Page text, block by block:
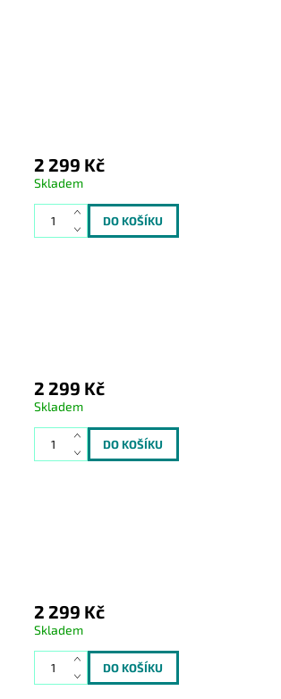
2 299 Kč
Skladem
2 299 Kč
Skladem
2 299 Kč
Skladem